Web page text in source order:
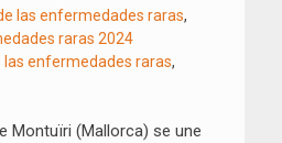
las enfermedades raras,
raras 2024
las enfermedades raras,
Montuïri (Mallorca) se une